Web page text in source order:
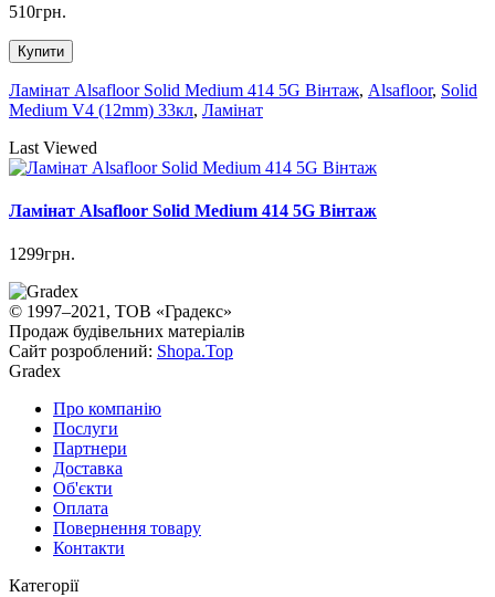
510грн.
Купити
Ламінат Alsafloor Solid Medium 414 5G Вінтаж, Alsafloor, Solid
Medium V4 (12mm) 33кл, Ламінат
Last Viewed
Ламінат Alsafloor Solid Medium 414 5G Вінтаж
1299грн.
© 1997–2021, ТОВ «Градекс»
Продаж будівельних матеріалів
Сайт розроблений: Shopa.Top
Gradex
Про компанію
Послуги
Партнери
Доставка
Об'єкти
Оплата
Повернення товару
Контакти
Категорії